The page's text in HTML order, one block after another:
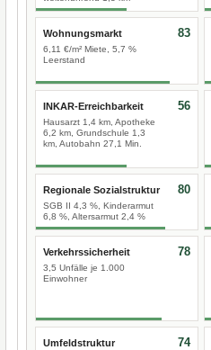
Wohnungsmarkt
6,11 €/m² Miete, 5,7 %
Leerstand
83
INKAR-Erreichbarkeit
Hausarzt 1,4 km, Apotheke
6,2 km, Grundschule 1,3
km, Autobahn 27,1 Min.
56
Regionale Sozialstruktur
SGB II 4,3 %, Kinderarmut
6,8 %, Altersarmut 2,4 %
80
Verkehrssicherheit
3,5 Unfälle je 1.000
Einwohner
78
Umfeldstruktur 74